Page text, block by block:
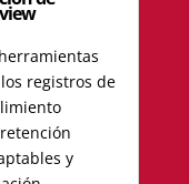
registros de
y